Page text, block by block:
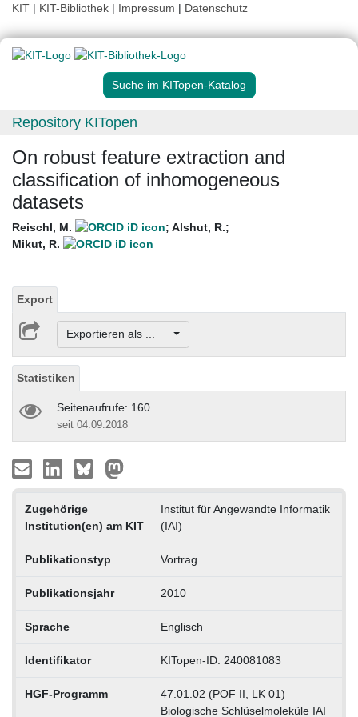
KIT | KIT-Bibliothek | Impressum | Datenschutz
Suche im KITopen-Katalog
Repository KITopen
On robust feature extraction and
classification of inhomogeneous
datasets
Reischl, M. ; Alshut, R.;
Mikut, R.
Export
Exportieren als ...
Statistiken
Seitenaufrufe: 160
seit 04.09.2018
Zugehörige
Institution(en) am KIT
Institut für Angewandte Informatik
(IAI)
Publikationstyp Vortrag
Publikationsjahr 2010
Sprache Englisch
Identifikator KITopen-ID: 240081083
HGF-Programm
47.01.02 (POF II, LK 01)
Biologische Schlüselmoleküle IAI